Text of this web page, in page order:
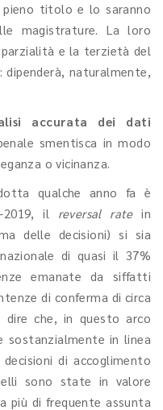
pieno titolo e lo saranno
magistrature. La loro
e la terzietà del
dipenderà, naturalmente,
accurata dei dati
smentisca in modo
o vicinanza.
qualche anno fa è
2019, il reversal ratein
delle decisioni) si sia
di quasi il 37%
emanate da siffatti
di conferma di circa
dire che, in questo arco
sostanzialmente in linea
di accoglimento
sono state in valore
più di frequente assunta